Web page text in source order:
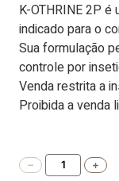
K-OTHRINE 2P
indicado para o
Sua formulação
controle por
Venda restrita a
Proibida a venda